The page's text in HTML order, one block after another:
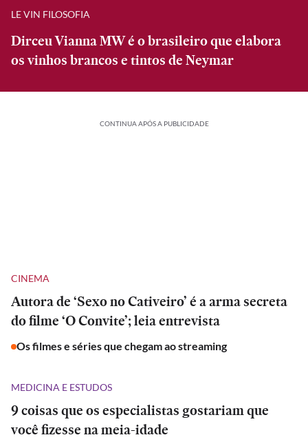
LE VIN FILOSOFIA
Dirceu Vianna MW é o brasileiro que elabora
os vinhos brancos e tintos de Neymar
CONTINUA APÓS A PUBLICIDADE
CINEMA
Autora de ‘Sexo no Cativeiro’ é a arma secreta
do filme ‘O Convite’; leia entrevista
Os filmes e séries que chegam ao streaming
MEDICINA E ESTUDOS
9 coisas que os especialistas gostariam que
você fizesse na meia-idade